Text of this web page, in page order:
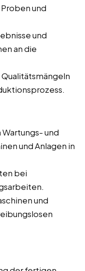
und
und
an die
und
und Anlagen in
bei
und